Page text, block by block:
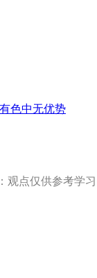
色中无优势
观点仅供参考学